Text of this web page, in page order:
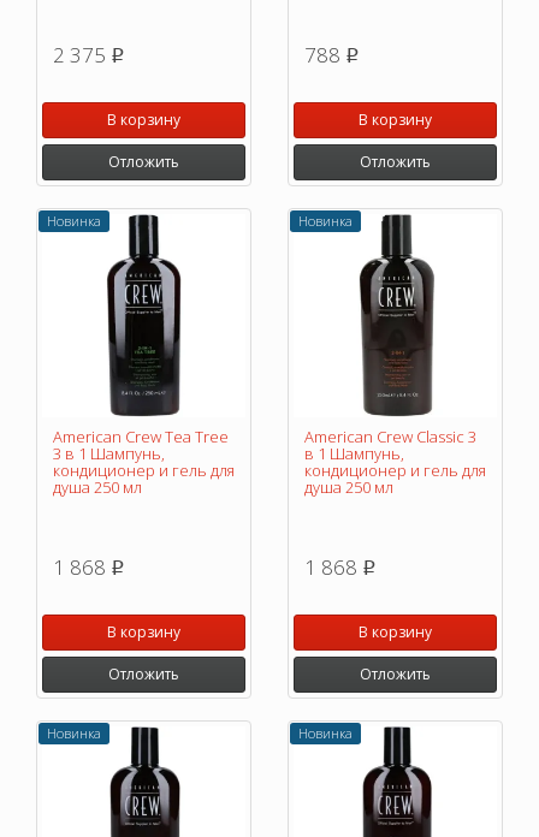
2 375 p
В корзину
Отложить
788 p
В корзину
Отложить
Новинка
American Crew Tea Tree
3 в 1 Шампунь,
кондиционер и гель для
душа 250 мл
1 868 p
В корзину
Отложить
Новинка
American Crew Classic 3
в 1 Шампунь,
кондиционер и гель для
душа 250 мл
1 868 p
В корзину
Отложить
Новинка Новинка